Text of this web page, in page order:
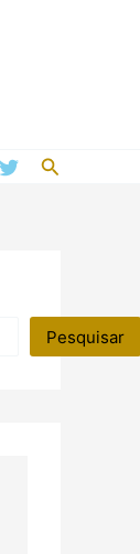
Pesquisar
Pesquisar